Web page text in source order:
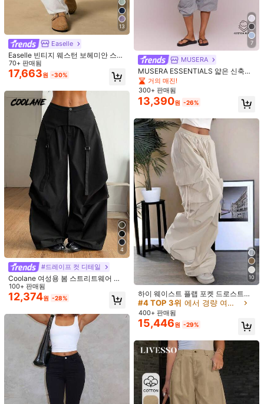
4.84 254K 팔로워
4.84
#보호이즈
Breezaya 여성 루즈핏 하이웨스트 와
이드 레그 팬츠, 우아한 화이트 시크
여름 휴가 홀리데이, 솔리드 컬러 다용
도 캐주얼 일상 착용 비치 바지
400+ 판매됨
11,390 -26%
20
SHEIN PETITE
SHEIN PETITE 여성용 솔리드 컬러 타
이 웨이스트 와이드 레그 루즈 캐주얼
다용도 팬츠
#2 TOP 3위
300+ 판매됨
-30%
#클린 걸
Easelle 캐주얼 단색 루즈 로우 웨이스
트 와이드 레그 바지
90+ 판매됨
12,994원 -13% 마지막 2일
DAZY 솔리드 컬러 루즈 랜턴 팬츠 크
롭 캐주얼 바캉스 여름 여성용 롱 팬츠
비즈니스 캐주얼 여성
60+ 판매됨
10,161 원 -33% 마지막 2일
13
Easelle
Easelle 빈티지 웨스턴 보헤미안 스타
일 화이트 곡선 나이프 디자인 여성 바
지, 해진 밑단 디자인, 봄, 여름 착용에
적합
70+ 판매됨
17,663원 -30%
4
#드레이프 컷 디테일
Coolane 여성용 봄 스트리트웨어 시
크 Y2K 캐주얼 블랙 배기 비대칭 페이
크 투피스 낙하산 바지
100+ 판매됨
12,374원 -28%
7
MUSERA
MUSERA ESSENTIALS 얇은 신축성
허리 드롭 크로치 루즈핏 크롭 커프스
헴 조거 팬츠 귀여운 심플 일상 데일리
우아한 봄 여름 휴가 필수품
거의 매진!
300+ 판매됨
13,390원 -26%
10
하이 웨이스트 플랩 포켓 드로스트링
허리 엘라스틱 헴 플리츠 캐주얼 와이
드 레그 파라슈트 카고 팬츠 봄
#4 TOP 3위 에서 경량 여성 하의
400+ 판매됨
15,446원 -29%